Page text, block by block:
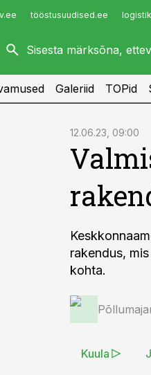
tööstusuudised.ee
imelineajalugu.ee
Galeriid TOPid
12.06.23, 09:00
rakendus,
kohta.
Kuula